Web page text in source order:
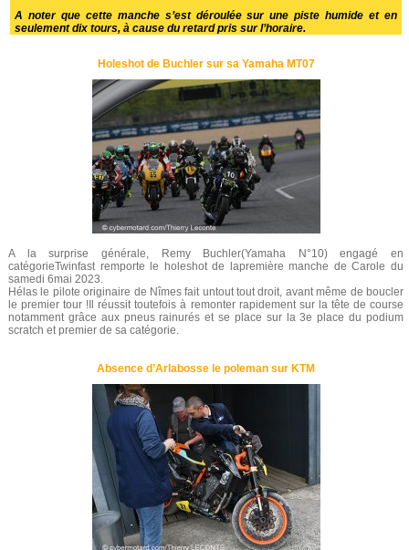
A noter que cette manche s’est déroulée sur une piste humide et en
seulement dix tours, à cause du retard pris sur l’horaire.
Holeshot de Buchler sur sa Yamaha MT07
A la surprise générale, Remy Buchler(Yamaha N°10) engagé en
catégorieTwinfast remporte le holeshot de lapremière manche de Carole du
samedi 6mai 2023.
Hélas le pilote originaire de Nîmes fait untout tout droit, avant même de boucler
le premier tour !Il réussit toutefois à remonter rapidement sur la tête de course
notamment grâce aux pneus rainurés et se place sur la 3e place du podium
scratch et premier de sa catégorie.
Absence d’Arlabosse le poleman sur KTM